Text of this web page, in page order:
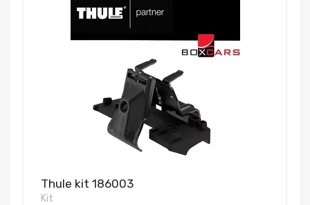
Thule kit 186003
Kit